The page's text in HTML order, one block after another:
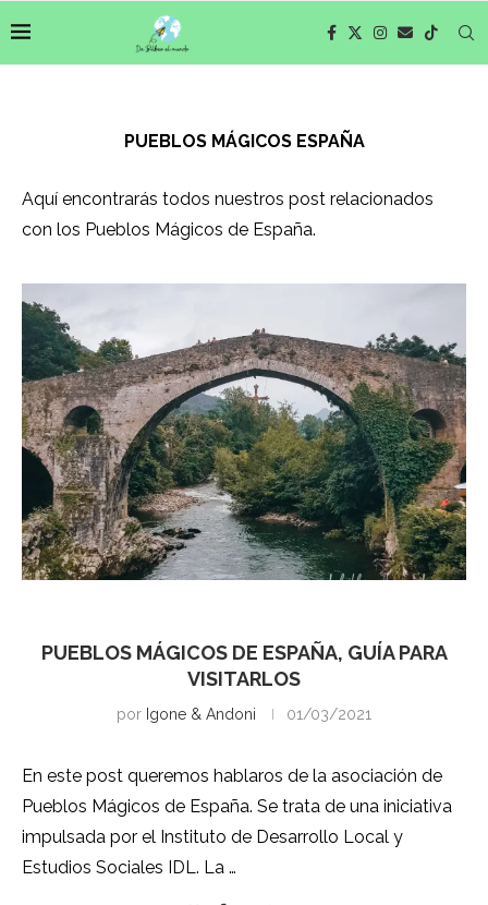
PUEBLOS MÁGICOS ESPAÑA
Aquí encontrarás todos nuestros post relacionados
con los Pueblos Mágicos de España.
PUEBLOS MÁGICOS DE ESPAÑA, GUÍA PARA
VISITARLOS
por Igone & Andoni 01/03/2021
En este post queremos hablaros de la asociación de
Pueblos Mágicos de España. Se trata de una iniciativa
impulsada por el Instituto de Desarrollo Local y
Estudios Sociales IDL. La …